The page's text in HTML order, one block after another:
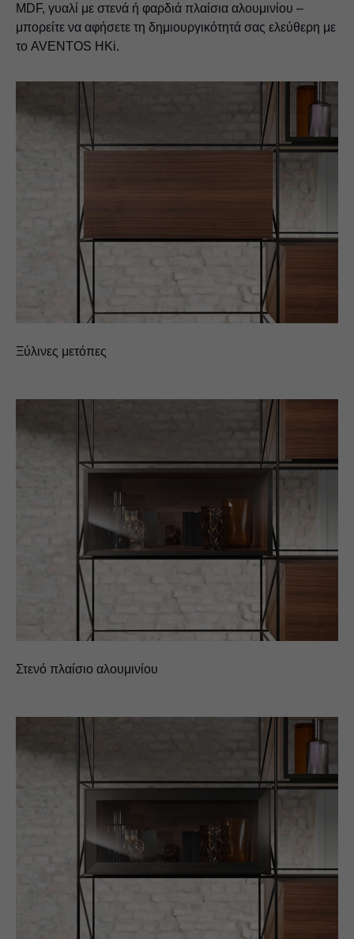
MDF, γυαλί με στενά ή φαρδιά πλαίσια αλουμινίου –
μπορείτε να αφήσετε τη δημιουργικότητά σας ελεύθερη με
το AVENTOS HKi.
Ξύλινες μετόπες
Στενό πλαίσιο αλουμινίου